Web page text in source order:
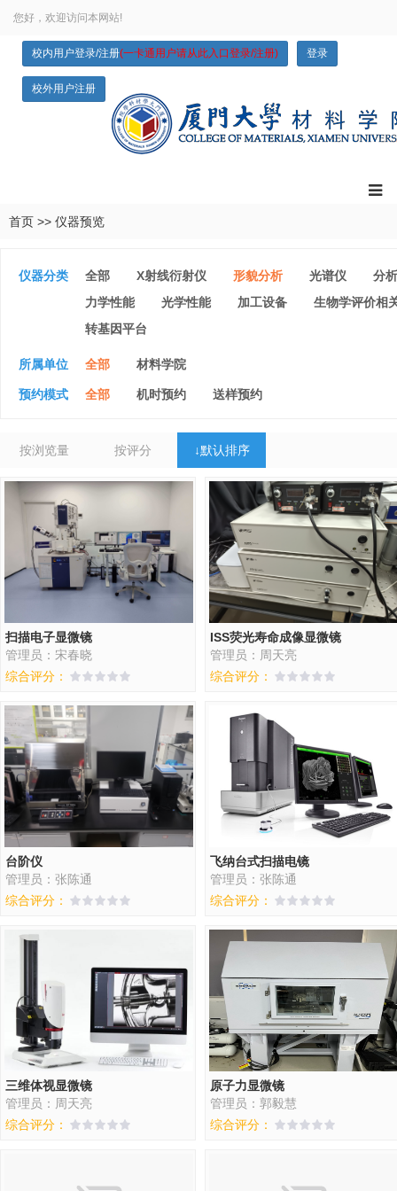
您好，欢迎访问本网站!
校内用户登录/注册(一卡通用户请从此入口登录/注册) 登录
校外用户注册
首页 >> 仪器预览
仪器分类 全部 X射线衍射仪 形貌分析 光谱仪
分
力学性能
光学性能 加工设备
生物学评价相
转基因平台
所属单位 全部 材料学院
预约模式 全部 机时预约 送样预约
按浏览量 按评分 ↓默认排序
扫描电子显微镜
管理员：宋春晓
综合评分：
ISS荧光寿命成像显微镜
管理员：周天亮
综合评分：
台阶仪
管理员：张陈通
综合评分：
飞纳台式扫描电镜
管理员：张陈通
综合评分：
三维体视显微镜
管理员：周天亮
综合评分：
原子力显微镜
管理员：郭毅慧
综合评分：